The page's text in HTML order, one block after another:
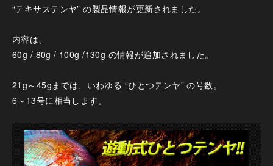
“テキサステンヤ” の製品情報が更新されました。
内容は、
60g / 80g / 100g /130g の情報が追加されました。
21g～45gまでは、いわゆる “ひとつテンヤ” の号数。
6～13号に相当します。